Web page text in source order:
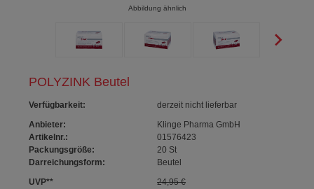
POLYZINK Beutel
Verfügbarkeit:
derzeit nicht lieferbar
Anbieter:
Klinge Pharma GmbH
Artikelnr.:
01576423
Packungsgröße:
20 St
Darreichungsform:
Beutel
UVP**
24,95 €
Abbildung ähnlich